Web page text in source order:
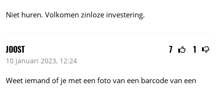
Niet huren. Volkomen zinloze investering.
7 1
JOOST
10 januari 2023, 12:24
Weet iemand of je met een foto van een barcode van een